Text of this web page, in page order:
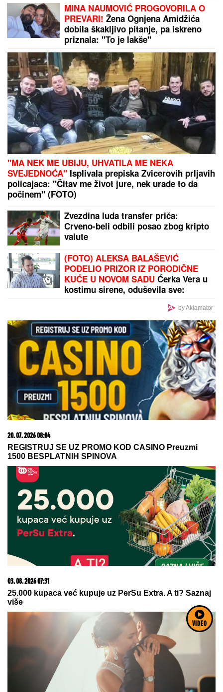
VIDEO
MINA NAUMOVIĆ PROGOVORILA O
PREVARI! Žena Ognjena Amidžića
dobila škakljivo pitanje, pa iskreno
priznala: "To je lakše"
"MA NEK ME UBIJU, UHVATILA ME NEKA
SVEJEDNOĆA" Isplivala prepiska Zvicerovih prljavih
policajaca: "Čitav me život jure, nek urade to da
počinem" (FOTO)
Zvezdina luda transfer priča:
Crveno-beli odbili posao zbog kripto
valute
(FOTO) ALEKSA BALAŠEVIĆ
PODELIO PRIZOR IZ PORODIČNE
KUĆE U NOVOM SADU Ćerka Vera u
kostimu sirene, oduševila sve:
by Aklamator
20. 07. 2026 08:04
REGISTRUJ SE UZ PROMO KOD CASINO Preuzmi
1500 BESPLATNIH SPINOVA
03. 08. 2026 07:31
25.000 kupaca već kupuje uz PerSu Extra. A ti? Saznaj
više